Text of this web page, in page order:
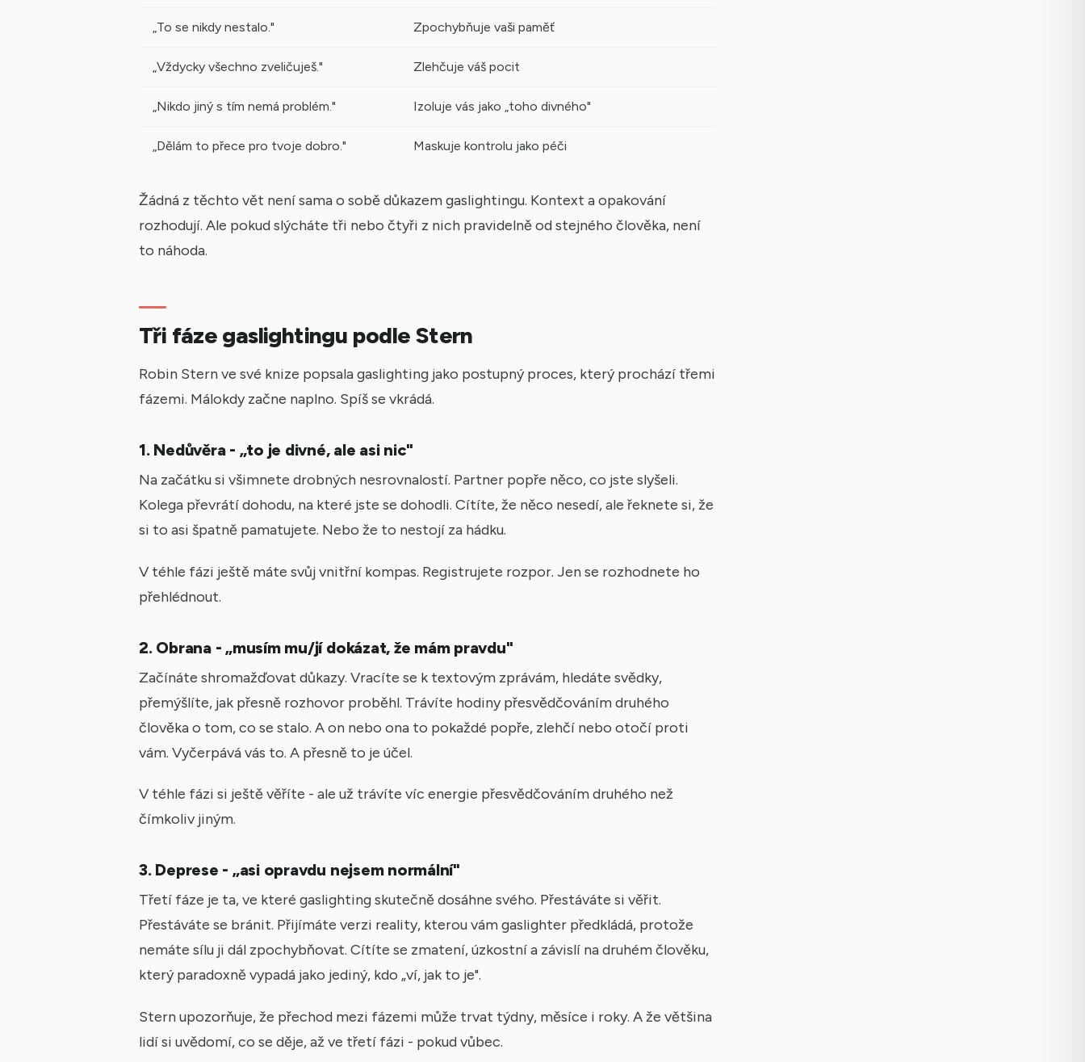
„To se nikdy nestalo." Zpochybňuje vaši paměť
„Vždycky všechno zveličuješ." Zlehčuje váš pocit
„Nikdo jiný s tím nemá problém." Izoluje vás jako „toho divného"
„Dělám to přece pro tvoje dobro." Maskuje kontrolu jako péči
Žádná z těchto vět není sama o sobě důkazem gaslightingu. Kontext a opakování
rozhodují. Ale pokud slýcháte tři nebo čtyři z nich pravidelně od stejného člověka, není
to náhoda.
Tři fáze gaslightingu podle Stern
Robin Stern ve své knize popsala gaslighting jako postupný proces, který prochází třemi
fázemi. Málokdy začne naplno. Spíš se vkrádá.
1. Nedůvěra - „to je divné, ale asi nic"
Na začátku si všimnete drobných nesrovnalostí. Partner popře něco, co jste slyšeli.
Kolega převrátí dohodu, na které jste se dohodli. Cítíte, že něco nesedí, ale řeknete si, že
si to asi špatně pamatujete. Nebo že to nestojí za hádku.
V téhle fázi ještě máte svůj vnitřní kompas. Registrujete rozpor. Jen se rozhodnete ho
přehlédnout.
2. Obrana - „musím mu/jí dokázat, že mám pravdu"
Začínáte shromažďovat důkazy. Vracíte se k textovým zprávám, hledáte svědky,
přemýšlíte, jak přesně rozhovor proběhl. Trávíte hodiny přesvědčováním druhého
člověka o tom, co se stalo. A on nebo ona to pokaždé popře, zlehčí nebo otočí proti
vám. Vyčerpává vás to. A přesně to je účel.
V téhle fázi si ještě věříte - ale už trávíte víc energie přesvědčováním druhého než
čímkoliv jiným.
3. Deprese - „asi opravdu nejsem normální"
Třetí fáze je ta, ve které gaslighting skutečně dosáhne svého. Přestáváte si věřit.
Přestáváte se bránit. Přijímáte verzi reality, kterou vám gaslighter předkládá, protože
nemáte sílu ji dál zpochybňovat. Cítíte se zmatení, úzkostní a závislí na druhém člověku,
který paradoxně vypadá jako jediný, kdo „ví, jak to je".
Stern upozorňuje, že přechod mezi fázemi může trvat týdny, měsíce i roky. A že většina
lidí si uvědomí, co se děje, až ve třetí fázi - pokud vůbec.